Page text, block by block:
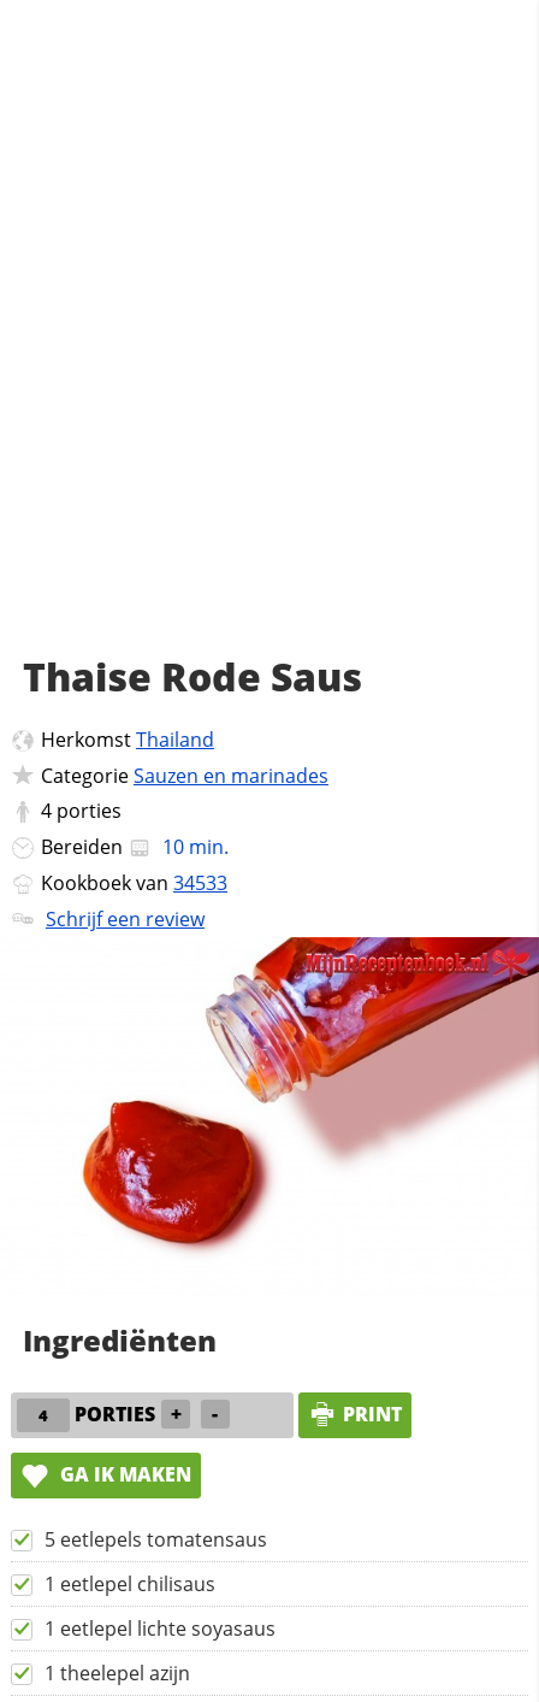
Thaise Rode Saus
HerkomstThailand
CategorieSauzen en marinades
4 porties
Bereiden
10 min.
Kookboek van 34533
Schrijf een review
Ingrediënten
PORTIES + - PRINT
GA IK MAKEN
5 eetlepels tomatensaus
1 eetlepel chilisaus
1 eetlepel lichte soyasaus
1 theelepel azijn